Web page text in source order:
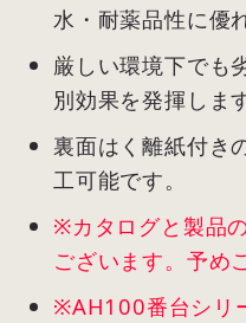
水・耐薬品性に優
厳しい環境下でも
別効果を発揮します
裏面はく離紙付き
工可能です。
※カタログと製品
ございます。予め
※AH100番台シリ